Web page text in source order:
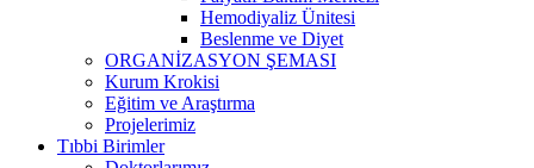
Hemodiyaliz Ünitesi
Beslenme ve Diyet
ORGANİZASYON ŞEMASI
Kurum Krokisi
Eğitim ve Araştırma
Projelerimiz
Tıbbi Birimler